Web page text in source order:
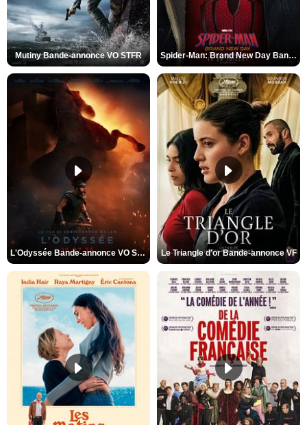
Mutiny Bande-annonce VO STFR Spider-Man: Brand New Day Bande-annonce VO STFR
L'Odyssée Bande-annonce VO STFR Le Triangle d'or Bande-annonce VF